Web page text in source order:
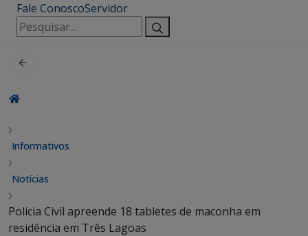
Fale ConoscoServidor
Pesquisar
por:
Informativos
Notícias
Polícia Civil apreende 18 tabletes de maconha em
residência em Três Lagoas